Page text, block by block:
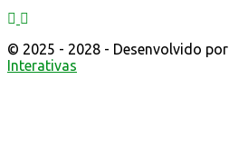
© 2025 - 2028 - Desenvolvido por
Interativas